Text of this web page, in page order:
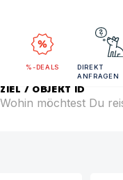
%-DEALS
DIREKT
ANFRAGEN
ZIEL / OBJEKT ID